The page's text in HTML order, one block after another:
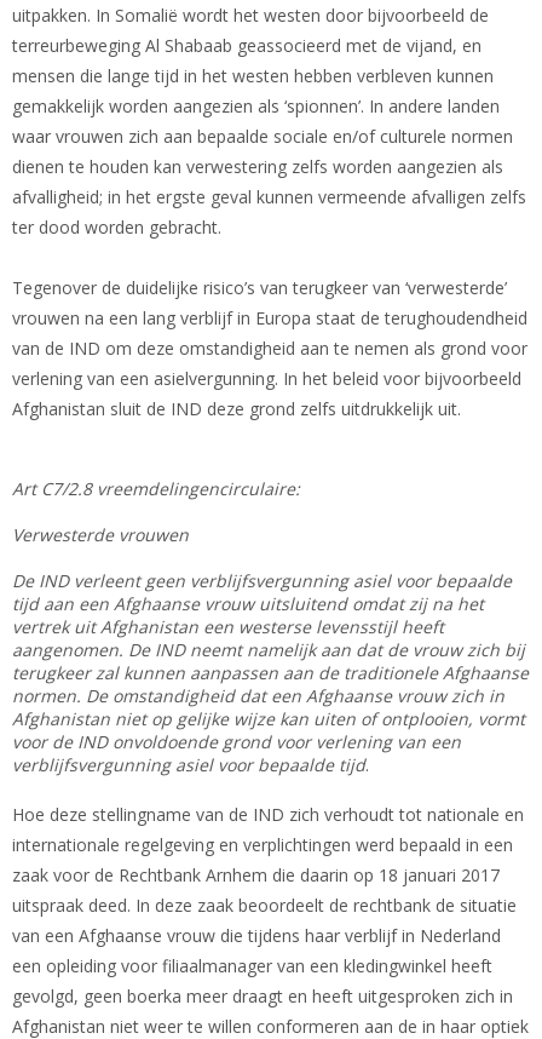
uitpakken. In Somalië wordt het westen door bijvoorbeeld de
terreurbeweging Al Shabaab geassocieerd met de vijand, en
mensen die lange tijd in het westen hebben verbleven kunnen
gemakkelijk worden aangezien als ‘spionnen’. In andere landen
waar vrouwen zich aan bepaalde sociale en/of culturele normen
dienen te houden kan verwestering zelfs worden aangezien als
afvalligheid; in het ergste geval kunnen vermeende afvalligen zelfs
ter dood worden gebracht.
Tegenover de duidelijke risico’s van terugkeer van ‘verwesterde’
vrouwen na een lang verblijf in Europa staat de terughoudendheid
van de IND om deze omstandigheid aan te nemen als grond voor
verlening van een asielvergunning. In het beleid voor bijvoorbeeld
Afghanistan sluit de IND deze grond zelfs uitdrukkelijk uit.
Art C7/2.8 vreemdelingencirculaire:
Verwesterde vrouwen
De IND verleent geen verblijfsvergunning asiel voor bepaalde
tijd aan een Afghaanse vrouw uitsluitend omdat zij na het
vertrek uit Afghanistan een westerse levensstijl heeft
aangenomen. De IND neemt namelijk aan dat de vrouw zich bij
terugkeer zal kunnen aanpassen aan de traditionele Afghaanse
normen. De omstandigheid dat een Afghaanse vrouw zich in
Afghanistan niet op gelijke wijze kan uiten of ontplooien, vormt
voor de IND onvoldoende grond voor verlening van een
verblijfsvergunning asiel voor bepaalde tijd.
Hoe deze stellingname van de IND zich verhoudt tot nationale en
internationale regelgeving en verplichtingen werd bepaald in een
zaak voor de Rechtbank Arnhem die daarin op 18 januari 2017
uitspraak deed. In deze zaak beoordeelt de rechtbank de situatie
van een Afghaanse vrouw die tijdens haar verblijf in Nederland
een opleiding voor filiaalmanager van een kledingwinkel heeft
gevolgd, geen boerka meer draagt en heeft uitgesproken zich in
Afghanistan niet weer te willen conformeren aan de in haar optiek